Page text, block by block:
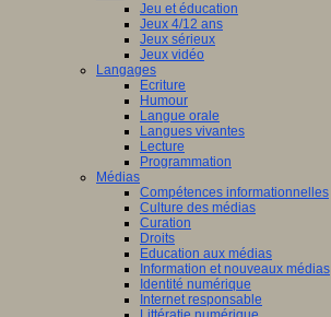
Jeu et éducation
Jeux 4/12 ans
Jeux sérieux
Jeux vidéo
Langages
Ecriture
Humour
Langue orale
Langues vivantes
Lecture
Programmation
Médias
Compétences informationnelles
Culture des médias
Curation
Droits
Education aux médias
Information et nouveaux médias
Identité numérique
Internet responsable